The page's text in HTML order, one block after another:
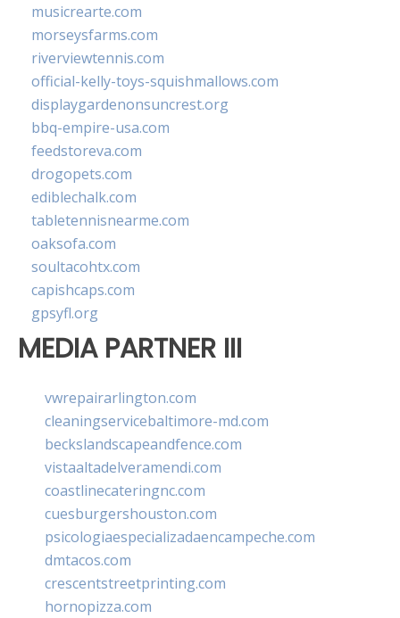
musicrearte.com
morseysfarms.com
riverviewtennis.com
official-kelly-toys-squishmallows.com
displaygardenonsuncrest.org
bbq-empire-usa.com
feedstoreva.com
drogopets.com
ediblechalk.com
tabletennisnearme.com
oaksofa.com
soultacohtx.com
capishcaps.com
gpsyfl.org
MEDIA PARTNER III
vwrepairarlington.com
cleaningservicebaltimore-md.com
beckslandscapeandfence.com
vistaaltadelveramendi.com
coastlinecateringnc.com
cuesburgershouston.com
psicologiaespecializadaencampeche.com
dmtacos.com
crescentstreetprinting.com
hornopizza.com